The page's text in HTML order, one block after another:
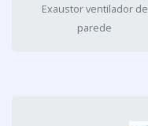
Exaustor ventilador de
parede